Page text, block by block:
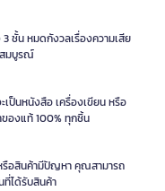
ชั้น หมดกังวลเรื่องความเสีย
มบูรณ์
เป็นหนังสือ เครื่องเขียน หรือ
องแท้ 100% ทุกชิ้น
รือสินค้ามีปัญหา คุณสามารถ
ที่ได้รับสินค้า